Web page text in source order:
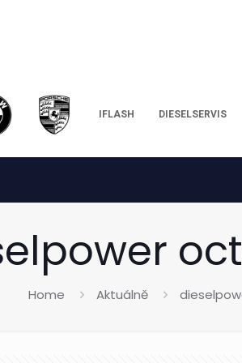
IFLASH DIESELSERVIS
Home Aktuálně